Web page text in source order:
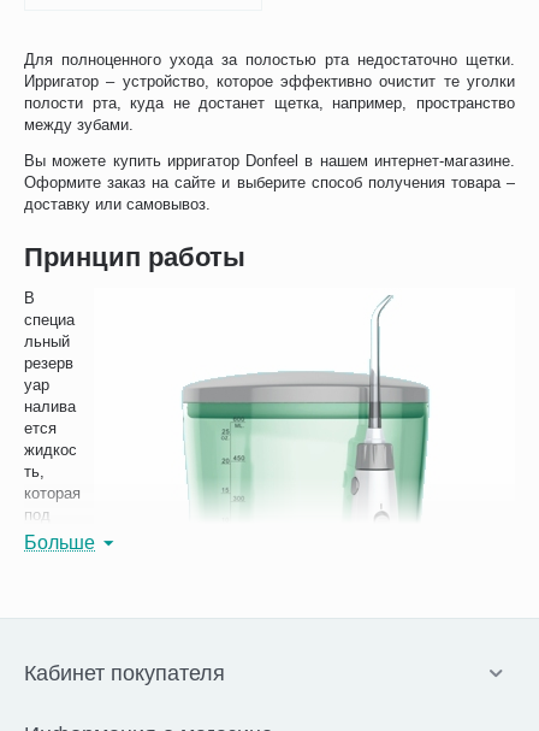
Для полноценного ухода за полостью рта недостаточно щетки.
Ирригатор – устройство, которое эффективно очистит те уголки
полости рта, куда не достанет щетка, например, пространство
между зубами.
Вы можете купить ирригатор Donfeel в нашем интернет-магазине.
Оформите заказ на сайте и выберите способ получения товара –
доставку или самовывоз.
Принцип работы
В
специа
льный
резерв
уар
налива
ется
жидкос
ть,
которая
под
напоро
насадк
Можно
Больше
Кабинет покупателя